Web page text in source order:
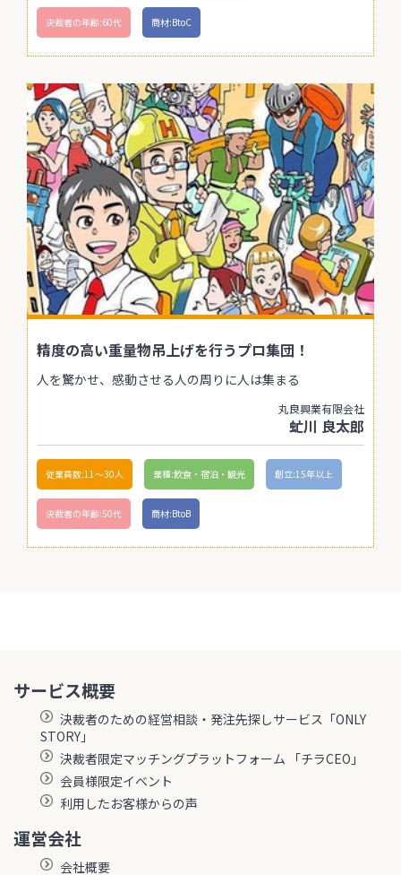
決裁者の年齢:60代 商材:BtoC
精度の高い重量物吊上げを行うプロ集団！
人を驚かせ、感動させる人の周りに人は集まる
丸良興業有限会社
虻川 良太郎
従業員数:11〜30人 業種:飲食・宿泊・観光 創立:15年以上
決裁者の年齢:50代 商材:BtoB
サービス概要
決裁者のための経営相談・発注先探しサービス「ONLY
STORY」
決裁者限定マッチングプラットフォーム 「チラCEO」
会員様限定イベント
利用したお客様からの声
運営会社
会社概要